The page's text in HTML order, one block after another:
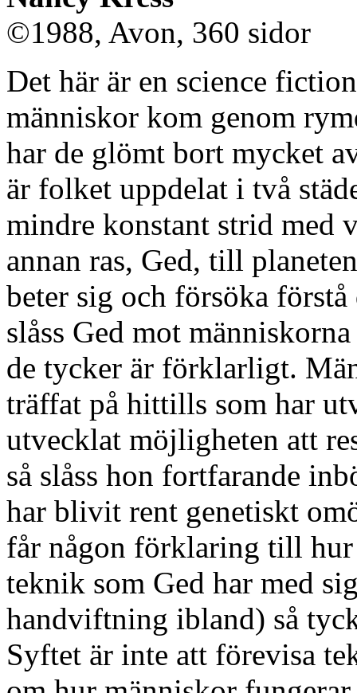
©1988, Avon, 360 sidor
Det här är en science
människor kom genom
har de glömt bort mycket
är folket uppdelat i två
mindre konstant strid med
annan ras, Ged, till
beter sig och försöka
slåss Ged mot
de tycker är förklarligt.
träffat på hittills som har
utvecklat möjligheten att
så slåss hon fortfarande
har blivit rent genetiskt
får någon förklaring till
teknik som Ged har med
handviftning ibland) så
Syftet är inte att förevisa